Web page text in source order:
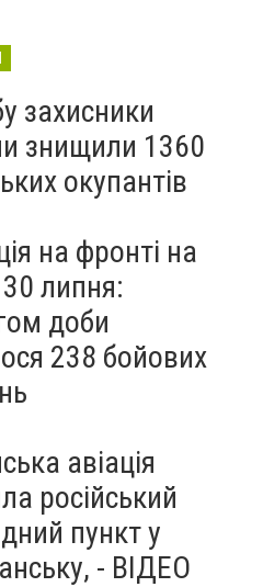
захисники
знищили 1360
окупантів
на фронті на
липня:
доби
238 бойових
авіація
російський
пункт у
- ВІДЕО